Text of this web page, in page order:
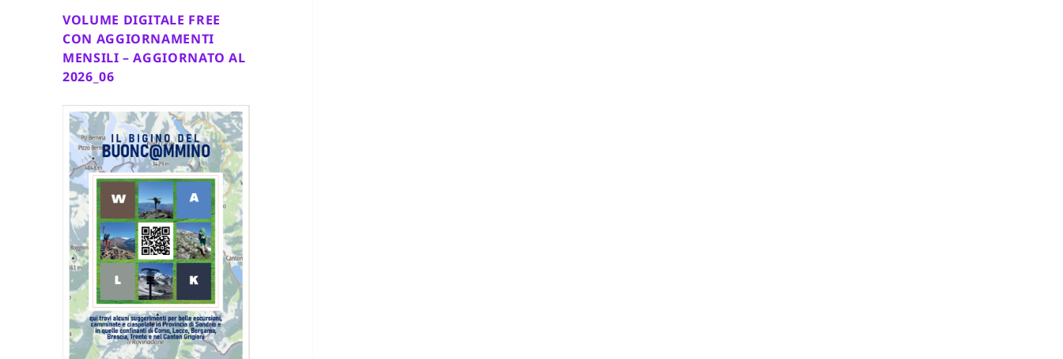
VOLUME DIGITALE FREE
CON AGGIORNAMENTI
MENSILI – AGGIORNATO AL
2026_06